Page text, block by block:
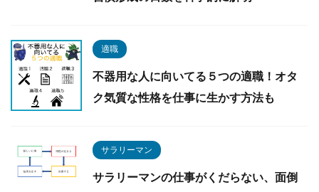
適職
不器用な人に向いてる５つの適職！オタ
ク気質な性格を仕事に生かす方法も
サラリーマン
サラリーマンの仕事がくだらない、面倒